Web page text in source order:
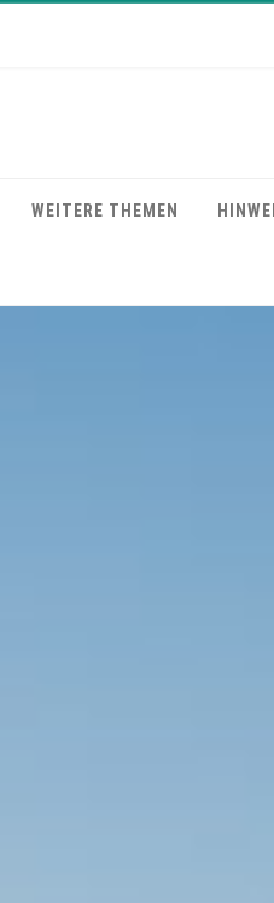
WEITERE THEMEN